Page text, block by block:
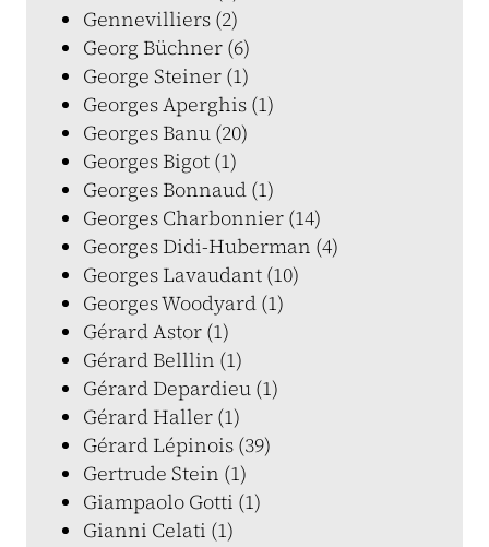
Gennevilliers (2)
Georg Büchner (6)
George Steiner (1)
Georges Aperghis (1)
Georges Banu (20)
Georges Bigot (1)
Georges Bonnaud (1)
Georges Charbonnier (14)
Georges Didi-Huberman (4)
Georges Lavaudant (10)
Georges Woodyard (1)
Gérard Astor (1)
Gérard Belllin (1)
Gérard Depardieu (1)
Gérard Haller (1)
Gérard Lépinois (39)
Gertrude Stein (1)
Giampaolo Gotti (1)
Gianni Celati (1)